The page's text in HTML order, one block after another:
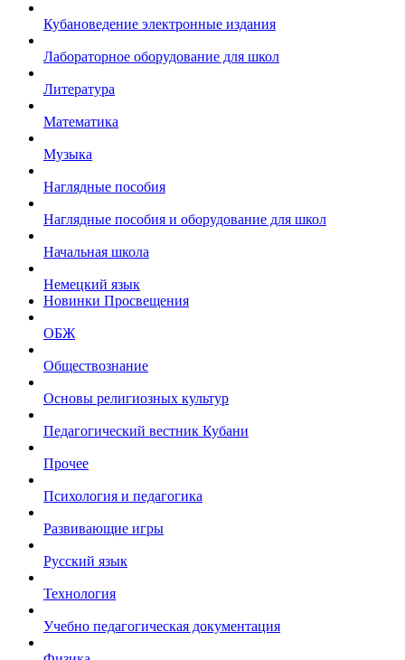
Кубановедение электронные издания
Лабораторное оборудование для школ
Литература
Математика
Музыка
Наглядные пособия
Наглядные пособия и оборудование для школ
Начальная школа
Немецкий язык
Новинки Просвещения
ОБЖ
Обществознание
Основы религиозных культур
Педагогический вестник Кубани
Прочее
Психология и педагогика
Развивающие игры
Русский язык
Технология
Учебно педагогическая документация